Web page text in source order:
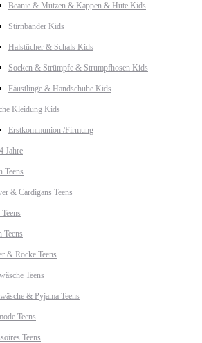
Beanie & Mützen & Kappen & Hüte Kids
Stirnbänder Kids
Halstücher & Schals Kids
Socken & Strümpfe & Strumpfhosen Kids
Fäustlinge & Handschuhe Kids
Kleidung Kids
Erstkommunion /Firmung
Jahre
Teens
& Cardigans Teens
Teens
& Röcke Teens
Teens
& Pyjama Teens
Teens
Teens